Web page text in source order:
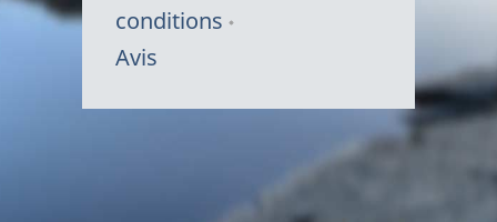
conditions
Avis
du